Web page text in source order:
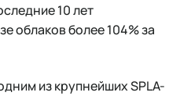
10 лет
облаков более 104% за
из крупнейших SPLA-